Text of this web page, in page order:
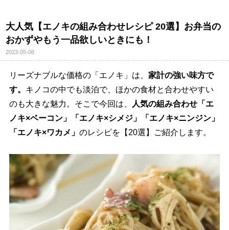
大人気【エノキの組み合わせレシピ 20選】お弁当の
おかずやもう一品欲しいときにも！
2023-05-08
リーズナブルな価格の「エノキ」は、 家計の強い味方で
す。 キノコの中でも淡泊で、ほかの食材と合わせやすい
のも大きな魅力。そこで今回は、
人気の組み合わせ「エ
ノキ×ベーコン」「エノキ×シメジ」「エノキ×ニンジン」
「エノキ×ワカメ」 のレシピを【20選】ご紹介します。